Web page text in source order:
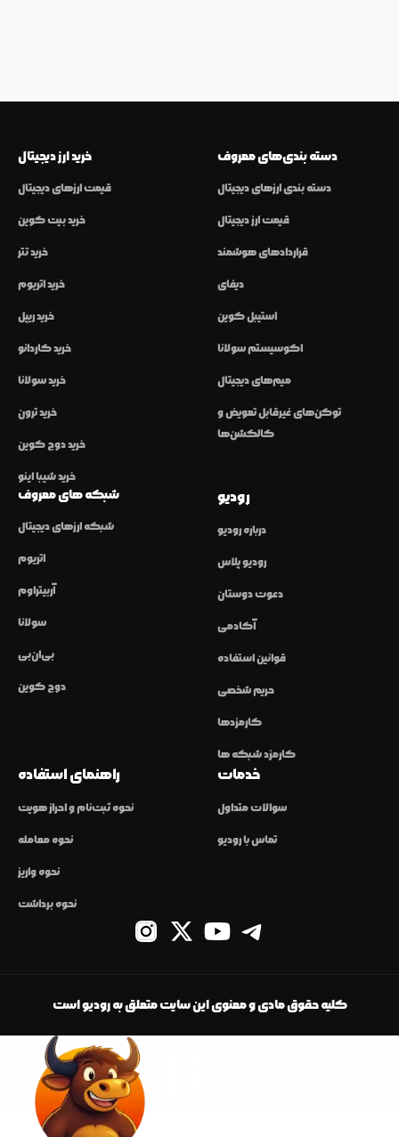
خرید ارز دیجیتال
قیمت ارزهای دیجیتال
خرید بیت کوین
خرید تتر
خرید اتریوم
خرید ریپل
خرید کاردانو
خرید سولانا
خرید ترون
خرید دوج کوین
خرید شیبا اینو
دسته بندی‌های معروف
دسته بندی ارزهای دیجیتال
قیمت ارز دیجیتال
قراردادهای هوشمند
دیفای
استیبل کوین
اکوسیستم سولانا
میم‌های دیجیتال
توکن‌های غیرقابل تعویض و
کالکشن‌ها
شبکه های معروف
شبکه ارزهای دیجیتال
اتریوم
آربیتراوم
سولانا
بی‌ان‌بی
دوج کوین
رودیو
درباره رودیو
رودیو پلاس
دعوت دوستان
آکادمی
قوانین استفاده
حریم شخصی
کارمزدها
کارمزد شبکه ها
راهنمای استفاده
نحوه ثبت‌نام و احراز هویت
نحوه معامله
نحوه واریز
نحوه برداشت
خدمات
سوالات متداول
تماس با رودیو
کلیه حقوق مادی و معنوی این سایت متعلق به رودیو است